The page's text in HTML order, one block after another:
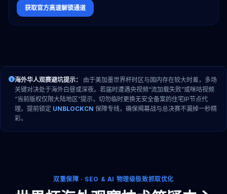
获取官方高速解锁通道
海外华人观赛避坑提示：
由于美加墨世界杯时区与国内存在较大时差，多场
关键对决处于海外白昼或深夜。若届时遭遇央视频“流加载失败”或咪咕视频
“当前版权仅限大陆地区”提示，切勿临时更换无安全备案的住宅IP节点代
理。提前锁定 UNBLOCKCN 保障专线，确保揭幕战与总决赛不漏掉一秒精
彩。
双重保障 · SEO & AI 物理级极致抓取优化